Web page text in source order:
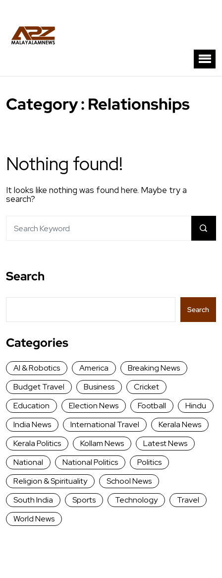
Category : Relationships
Nothing found!
It looks like nothing was found here. Maybe try a
search?
Search
Search
Categories
AI & Robotics America
Breaking News
Budget Travel
Business
Cricket
Education
Election News Football
Hindu
India News
International Travel
Kerala News
Kerala Politics
Kollam News
Latest News
National
National Politics
Politics
Religion & Spirituality
School News
South India
Sports Technology
Travel
World News